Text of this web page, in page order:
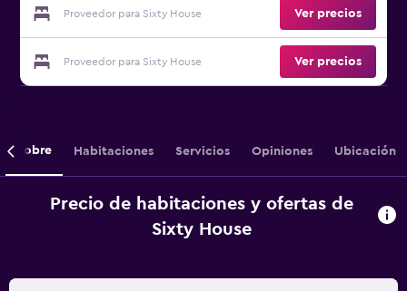
Proveedor para Sixty House Ver precios
Proveedor para Sixty House Ver precios
Sobre Habitaciones Servicios Opiniones Ubicación
Precio de habitaciones y ofertas de
Sixty House